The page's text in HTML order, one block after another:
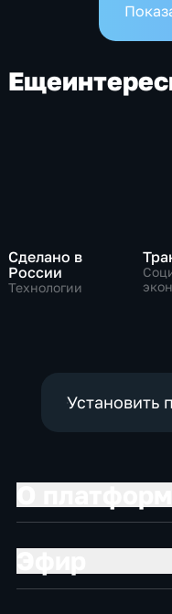
Еще
Сделано в
России
Технологии
Установить